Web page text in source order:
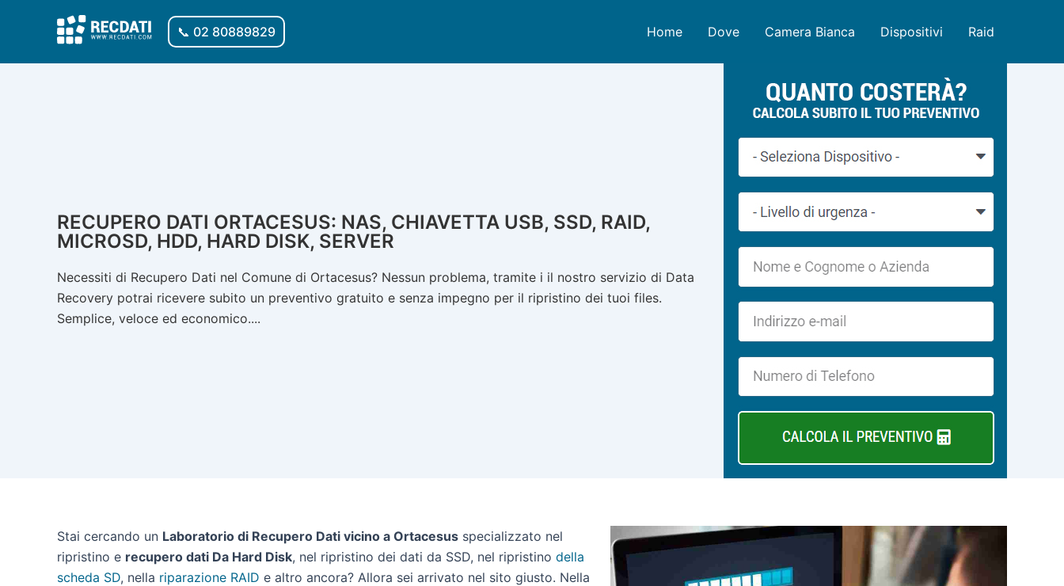
📞 02 80889829 Home Dove Camera Bianca Dispositivi Raid
RECUPERO DATI ORTACESUS: NAS, CHIAVETTA USB, SSD, RAID,
MICROSD, HDD, HARD DISK, SERVER
Necessiti di Recupero Dati nel Comune di Ortacesus? Nessun problema, tramite i il nostro servizio di Data
Recovery potrai ricevere subito un preventivo gratuito e senza impegno per il ripristino dei tuoi files.
Semplice, veloce ed economico....
Stai cercando un Laboratorio di Recupero Dati vicino a Ortacesus specializzato nel
ripristino e recupero dati Da Hard Disk, nel ripristino dei dati da SSD, nel ripristino della
scheda SD, nella riparazione RAID e altro ancora? Allora sei arrivato nel sito giusto. Nella